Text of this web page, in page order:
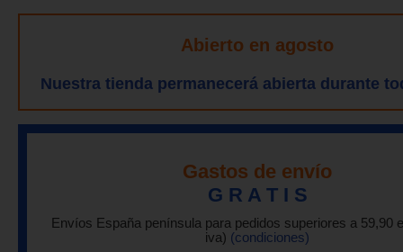
Abierto en agosto
Nuestra tienda permanecerá abierta durante
Gastos de envío
G R A T I S
Envíos España península para pedidos superiores a 59,90
iva) (condiciones)